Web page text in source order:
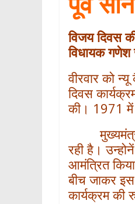
विजय दिवस
विधायक गणेश
वीरवार को
दिवस
की। 1971 में
मुख्यमंत्री
रही है।
आमंत्रित
बीच जाकर
कार्यक्रम की